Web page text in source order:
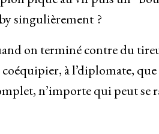
singulièrement ?
on terminé contre du
à l’diplomate,
n’importe qui peut se